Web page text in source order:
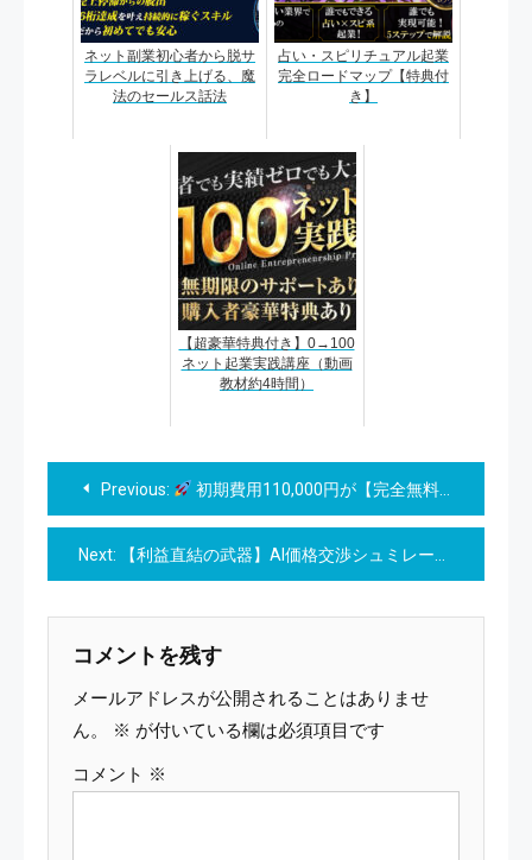
ネット副業初心者から脱サ
ラレベルに引き上げる、魔
法のセールス話法
占い・スピリチュアル起業
完全ロードマップ【特典付
き】
【超豪華特典付き】0→100
ネット起業実践講座（動画
教材約4時間）
投
稿
ナ
ビ
ゲ
ー
シ
Previous: 初期費用110,000円が【完全無料】に！ heteml MAXで事業を加速せよ
Next: 【利益直結の武器】AI価格交渉シュミレーター｜30代マネージャー｜のための「失敗ゼロ」交渉術 ｜年間利益を最大化する｜4大黄金プロンプト集
コメントを残す
メールアドレスが公開されることはありませ
ん。
※ が付いている欄は必須項目です
コメント ※